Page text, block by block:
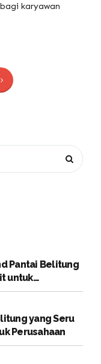
karyawan
Pantai Belitung
untuk
yang Seru
Perusahaan